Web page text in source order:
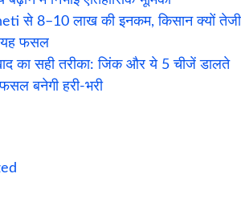
से 8–10 लाख की इनकम, किसान क्यों तेजी
यह फसल
का सही तरीका: जिंक और ये 5 चीजें डालते
बनेगी हरी-भरी